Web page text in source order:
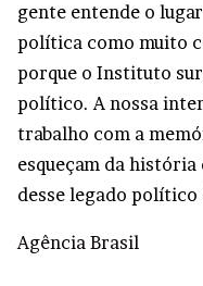
gente entende o
política como muito
porque o Instituto
político. A nossa
trabalho com a
esqueçam da história
desse legado político
Agência Brasil